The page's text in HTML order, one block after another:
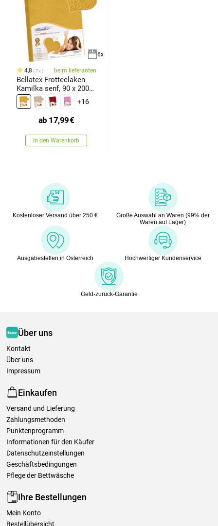
6x
4,8 7x beim lieferanten
Bellatex Frotteelaken
Kamilka senf, 90 x 200
cm
+16
ab 17,99€
In den Warenkorb
Kostenloser Versand über 250 €
Große Auswahl an Waren (99% der
Waren auf Lager)
Ausgabestellen in Österreich Hochwertiger Kundenservice
Geld-zurück-Garantie
Über uns
Kontakt
Über uns
Impressum
Einkaufen
Versand und Lieferung
Zahlungsmethoden
Punktenprogramm
Informationen für den Käufer
Datenschutzeinstellungen
Geschäftsbedingungen
Pflege der Bettwäsche
Ihre Bestellungen
Mein Konto
Bestellübersicht